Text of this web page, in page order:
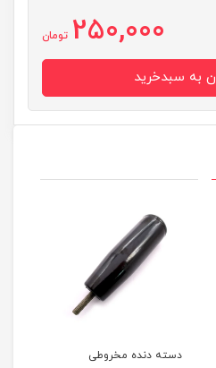
250,000 تومان
دسته دنده مخروطی